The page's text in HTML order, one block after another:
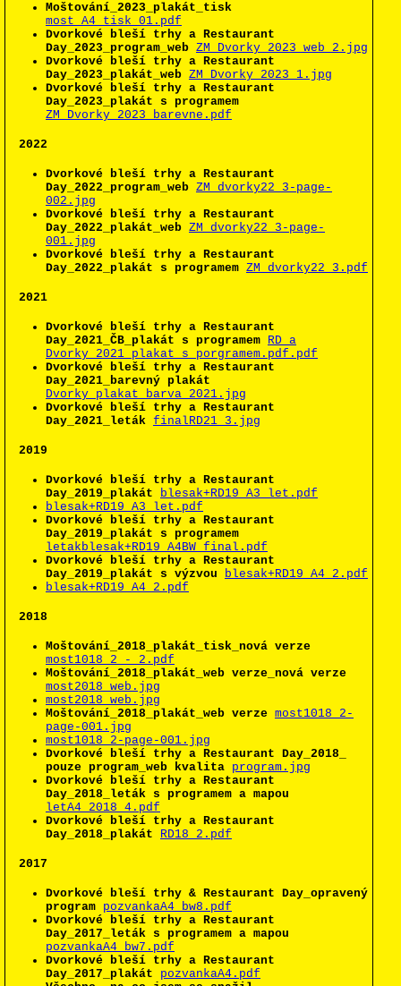
Moštování_2023_plakát_tisk
most_A4_tisk_01.pdf
Dvorkové bleší trhy a Restaurant
Day_2023_program_web ZM Dvorky 2023_web_2.jpg
Dvorkové bleší trhy a Restaurant
Day_2023_plakát_web ZM_Dvorky_2023_1.jpg
Dvorkové bleší trhy a Restaurant
Day_2023_plakát s programem
ZM_Dvorky_2023_barevne.pdf
2022
Dvorkové bleší trhy a Restaurant
Day_2022_program_web ZM_dvorky22_3-page-
002.jpg
Dvorkové bleší trhy a Restaurant
Day_2022_plakát_web ZM_dvorky22_3-page-
001.jpg
Dvorkové bleší trhy a Restaurant
Day_2022_plakát s programem ZM_dvorky22_3.pdf
2021
Dvorkové bleší trhy a Restaurant
Day_2021_ČB_plakát s programem RD a
Dvorky_2021_plakat s porgramem.pdf.pdf
Dvorkové bleší trhy a Restaurant
Day_2021_barevný plakát
Dvorky_plakat_barva_2021.jpg
Dvorkové bleší trhy a Restaurant
Day_2021_leták finalRD21_3.jpg
2019
Dvorkové bleší trhy a Restaurant
Day_2019_plakát
blesak+RD19_A3_let.pdf
blesak+RD19_A3_let.pdf
Dvorkové bleší trhy a Restaurant
Day_2019_plakát s programem
letakblesak+RD19_A4BW_final.pdf
Dvorkové bleší trhy a Restaurant
Day_2019_plakát s výzvou
blesak+RD19_A4_2.pdf
blesak+RD19_A4_2.pdf
2018
Moštování_2018_plakát_tisk_nová verze
most1018_2 - 2.pdf
Moštování_2018_plakát_web verze_nová verze
most2018_web.jpg
most2018_web.jpg
Moštování_2018_plakát_web verze most1018_2-
page-001.jpg
most1018_2-page-001.jpg
Dvorkové bleší trhy a Restaurant Day_2018_
pouze program_web kvalita program.jpg
Dvorkové bleší trhy a Restaurant
Day_2018_leták s programem a mapou
letA4_2018_4.pdf
Dvorkové bleší trhy a Restaurant
Day_2018_plakát
RD18_2.pdf
2017
Dvorkové bleší trhy & Restaurant Day_opravený
program pozvankaA4_bw8.pdf
Dvorkové bleší trhy a Restaurant
Day_2017_leták s programem a mapou
pozvankaA4_bw7.pdf
Dvorkové bleší trhy a Restaurant
Day_2017_plakát
pozvankaA4.pdf